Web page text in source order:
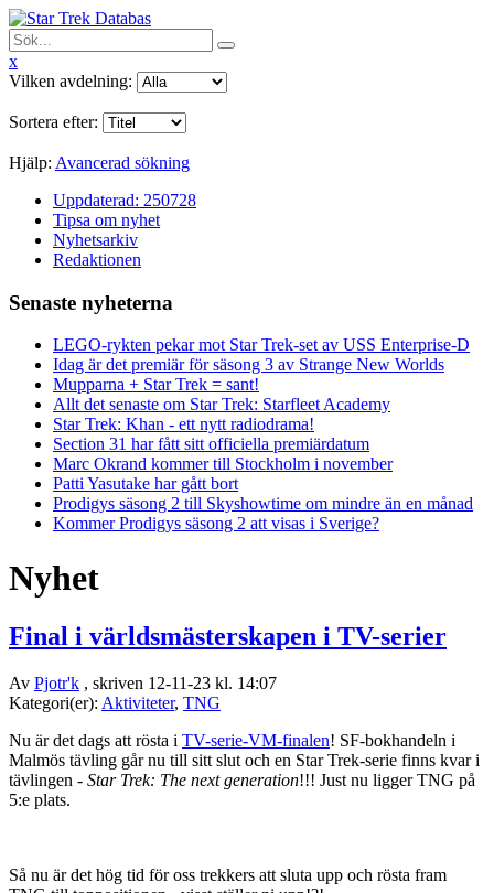
x
Vilken avdelning:
Sortera efter:
Hjälp: Avancerad sökning
Uppdaterad: 250728
Tipsa om nyhet
Nyhetsarkiv
Redaktionen
Senaste nyheterna
LEGO-rykten pekar mot Star Trek-set av USS Enterprise-D
Idag är det premiär för säsong 3 av Strange New Worlds
Mupparna + Star Trek = sant!
Allt det senaste om Star Trek: Starfleet Academy
Star Trek: Khan - ett nytt radiodrama!
Section 31 har fått sitt officiella premiärdatum
Marc Okrand kommer till Stockholm i november
Patti Yasutake har gått bort
Prodigys säsong 2 till Skyshowtime om mindre än en månad
Kommer Prodigys säsong 2 att visas i Sverige?
Nyhet
Final i världsmästerskapen i TV-serier
Av Pjotr'k , skriven 12-11-23 kl. 14:07
Kategori(er): Aktiviteter, TNG
Nu är det dags att rösta i TV-serie-VM-finalen! SF-bokhandeln i
Malmös tävling går nu till sitt slut och en Star Trek-serie finns kvar i
tävlingen - Star Trek: The next generation!!! Just nu ligger TNG på
5:e plats.
Så nu är det hög tid för oss trekkers att sluta upp och rösta fram